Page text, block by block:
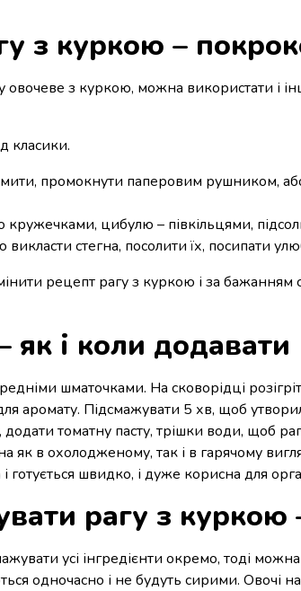
з куркою –
з куркою, можна використати і
класики.
промокнути паперовим рушником,
кружечками, цибулю – півкільцями,
викласти стегна, посолити їх, посипати
рецепт рагу з куркою і за бажанням
як і коли додавати
шматочками. На сковорідці
аромату. Підсмажувати 5 хв, щоб
додати томатну пасту, трішки води, щоб
як в охолодженому, так і в гарячому
і готується швидко, і дуже корисна для
рагу з куркою
усі інгредієнти окремо, тоді
одночасно і не будуть сирими. Овочі